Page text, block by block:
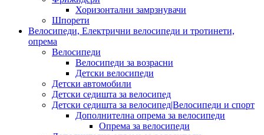
Хоризонтални замрзнувачи
Шпорети
Велосипеди, Електрични велосипеди и тротинети,
опрема
Велосипеди
Велосипеди за возрасни
Детски велосипеди
Детски автомобили
Детски седишта за велосипед
Детски седишта за велосипед|Велосипеди и спорт
Дополнителна опрема за велосипеди
Опрема за велосипеди